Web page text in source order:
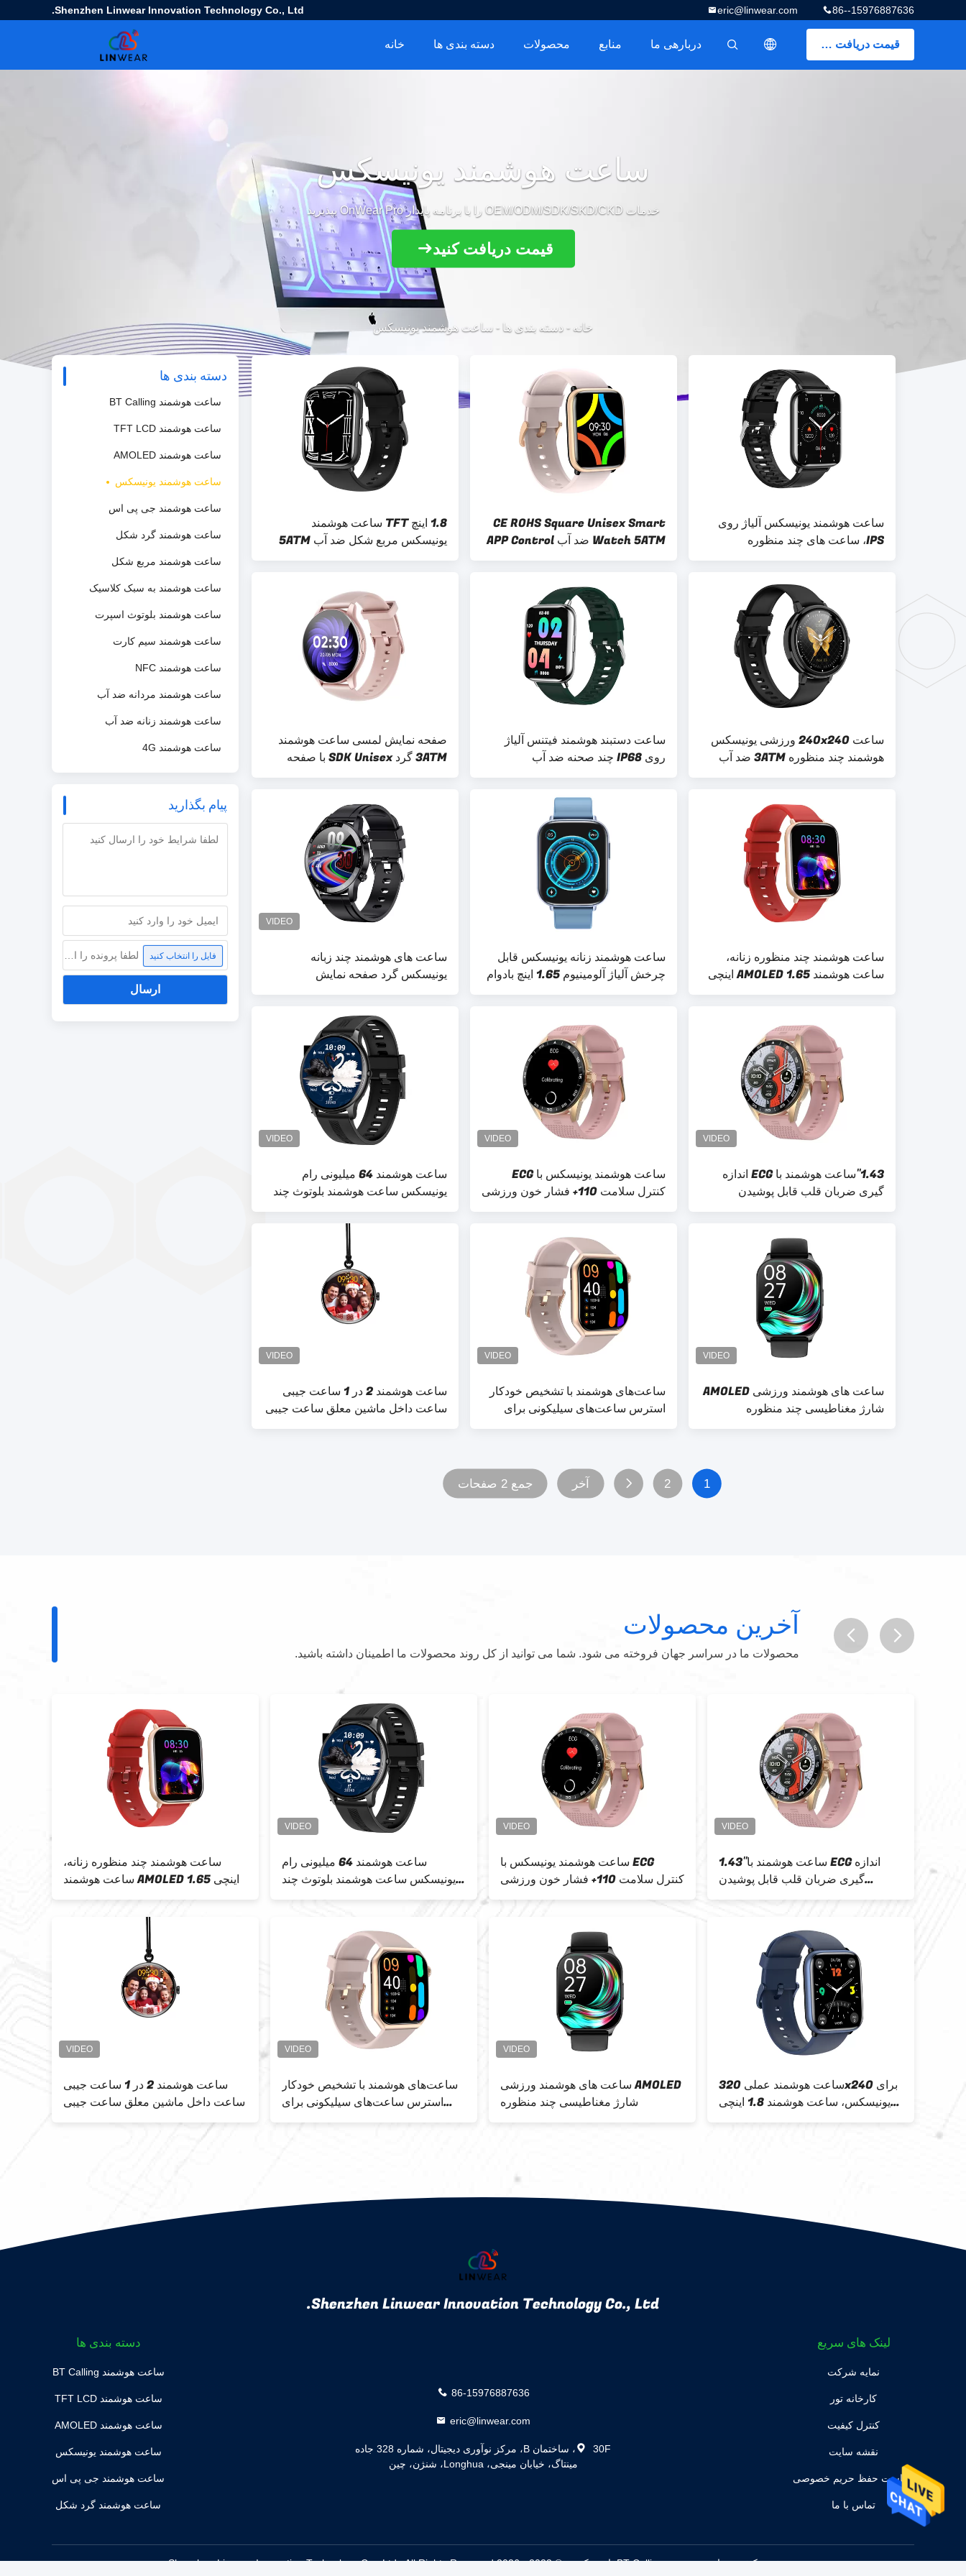
Shenzhen Linwear Innovation Technology Co., Ltd. 86--15976887636
eric@linwear.com
قیمت دریافت کنید خانه دسته بندی ها محصولات منابع دربارهی ما
ساعت هوشمند یونیسکس
خدمات OEM/ODM/SDK/SKD/CKD را با برنامه پایدار OnWear Pro بپذیرید
قیمت دریافت کنید
خانه - دسته بندی ها - ساعت هوشمند یونیسکس
دسته بندی ها
ساعت هوشمند BT Calling
ساعت هوشمند TFT LCD
ساعت هوشمند AMOLED
ساعت هوشمند یونیسکس
ساعت هوشمند جی پی اس
ساعت هوشمند گرد شکل
ساعت هوشمند مربع شکل
ساعت هوشمند به سبک کلاسیک
ساعت هوشمند بلوتوث اسپرت
ساعت هوشمند سیم کارت
ساعت هوشمند NFC
ساعت هوشمند مردانه ضد آب
ساعت هوشمند زنانه ضد آب
ساعت هوشمند 4G
پیام بگذارید
فایل را انتخاب کنید
ارسال
1.8 اینچ TFT ساعت هوشمند
یونیسکس مربع شکل ضد آب 5ATM
CE ROHS Square Unisex Smart
Watch 5ATM ضد آب APP Control
TFT Display
ساعت هوشمند یونیسکس آلیاژ روی
IPS، ساعت های چند منظوره
مانیتورینگ قلب
صفحه نمایش لمسی ساعت هوشمند
3ATM گرد SDK Unisex با صفحه
نمایش IPS
ساعت دستبند هوشمند فیتنس آلیاژ
روی IP68 چند صحنه ضد آب
ساعت 240x240 ورزشی یونیسکس
هوشمند چند منظوره 3ATM ضد آب
ساعت های هوشمند چند زبانه
یونیسکس گرد صفحه نمایش
320x240 برای زنان
ساعت هوشمند زنانه یونیسکس قابل
چرخش آلیاژ آلومینیوم 1.65 اینچ بادوام
ساعت هوشمند چند منظوره زنانه،
ساعت هوشمند AMOLED 1.65 اینچی
ساعت هوشمند 64 میلیونی رام
یونیسکس ساعت هوشمند بلوتوث چند
اسپورت برای زنان مردانه
ساعت هوشمند یونیسکس با ECG
کنترل سلامت 110+ فشار خون ورزشی
1.43''ساعت هوشمند با ECG اندازه
گیری ضربان قلب قابل پوشیدن
هوشمند
ساعت هوشمند 2 در 1 ساعت جیبی
ساعت داخل ماشین معلق ساعت جیبی
ساعت‌های هوشمند با تشخیص خودکار
استرس ساعت‌های سیلیکونی برای
خانم‌ها
ساعت های هوشمند ورزشی AMOLED
شارژ مغناطیسی چند منظوره
1
2 آخر جمع 2 صفحات
آخرین محصولات
محصولات ما در سراسر جهان فروخته می شود. شما می توانید از کل روند محصولات ما اطمینان داشته باشید.
ساعت هوشمند چند منظوره زنانه،
ساعت هوشمند AMOLED 1.65 اینچی
ساعت هوشمند 64 میلیونی رام
یونیسکس ساعت هوشمند بلوتوث چند
اسپورت برای زنان مردانه
ساعت هوشمند یونیسکس با ECG
کنترل سلامت 110+ فشار خون ورزشی
1.43''ساعت هوشمند با ECG اندازه
گیری ضربان قلب قابل پوشیدن
هوشمند
ساعت هوشمند 2 در 1 ساعت جیبی
ساعت داخل ماشین معلق ساعت جیبی
ساعت‌های هوشمند با تشخیص خودکار
استرس ساعت‌های سیلیکونی برای
خانم‌ها
ساعت های هوشمند ورزشی AMOLED
شارژ مغناطیسی چند منظوره
ساعت هوشمند عملی 320x240 برای
یونیسکس، ساعت هوشمند 1.8 اینچی
اکسیژن خون
Shenzhen Linwear Innovation Technology Co., Ltd.
دسته بندی ها
ساعت هوشمند BT Calling
ساعت هوشمند TFT LCD
ساعت هوشمند AMOLED
ساعت هوشمند یونیسکس
ساعت هوشمند جی پی اس
ساعت هوشمند گرد شکل
86-15976887636
eric@linwear.com
30F، ساختمان B، مرکز نوآوری دیجیتال، شماره 328 جاده
مینتاگ، خیابان مینجی، Longhua، شنژن، چین
لینک های سریع
نمایه شرکت
کارخانه تور
کنترل کیفیت
نقشه سایت
سیاست حفظ حریم خصوصی
تماس با ما
چین خوب کیفیت ساعت هوشمند BT Calling تامین کننده. © 2023 - 2026 Shenzhen Linwear Innovation Technology Co., Ltd.. All Rights Reserved.